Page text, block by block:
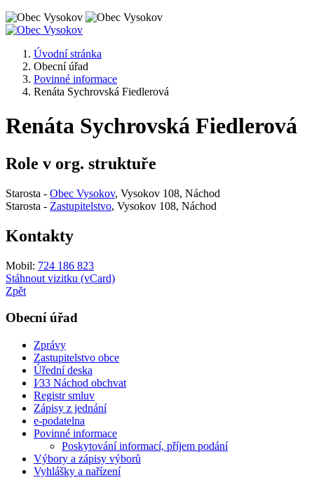
Úvodní stránka
Obecní úřad
Povinné informace
Renáta Sychrovská Fiedlerová
Renáta Sychrovská Fiedlerová
Role v org. struktuře
Starosta - Obec Vysokov, Vysokov 108, Náchod
Starosta - Zastupitelstvo, Vysokov 108, Náchod
Kontakty
Mobil: 724 186 823
Stáhnout vizitku (vCard)
Zpět
Obecní úřad
Zprávy
Zastupitelstvo obce
Úřední deska
I⁄33 Náchod obchvat
Registr smluv
Zápisy z jednání
e-podatelna
Povinné informace
Poskytování informací, příjem podání
Výbory a zápisy výborů
Vyhlášky a nařízení